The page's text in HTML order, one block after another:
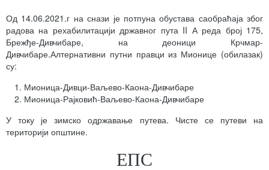
Од 14.06.2021.г на снази је потпуна обустава саобраћаја због
радова на рехабилитацији државног пута II А реда број 175,
Брежђе-Дивчибаре, на деоници Крчмар-
Дивчибаре.Алтернативни путни правци из Мионице (обилазак)
су:
Мионица-Дивци-Ваљево-Каона-Дивчибаре
Мионица-Рајковић-Ваљево-Каона-Дивчибаре
У току је зимско одржавање путева. Чисте се путеви на
територији општине.
ЕПС